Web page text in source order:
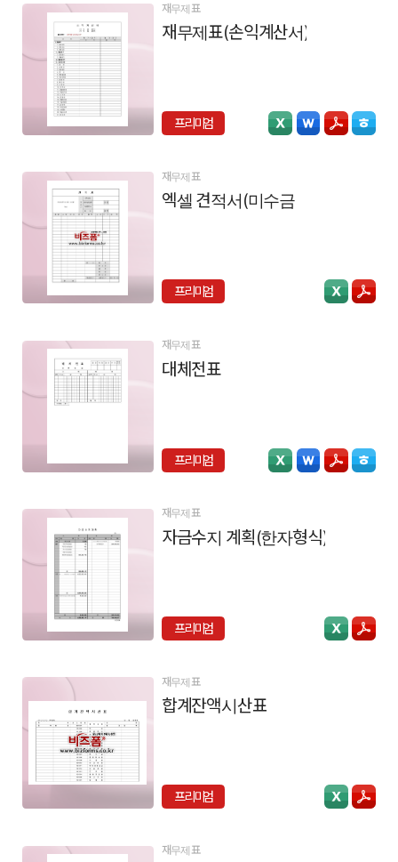
재무제표
재무제표(손익계산서)
프리미엄
재무제표
엑셀 견적서(미수금)
프리미엄
재무제표
대체전표
프리미엄
재무제표
자금수지 계획(한자형식)
프리미엄
재무제표
합계잔액시산표
프리미엄
재무제표